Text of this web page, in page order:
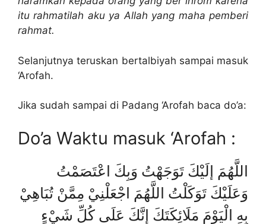
itu rahmatilah aku ya Allah yang maha pemberi
rahmat.
Selanjutnya teruskan bertalbiyah sampai masuk
‘Arofah.
Jika sudah sampai di Padang ‘Arofah baca do’a:
Do’a Waktu masuk ‘Arofah :
اللَّهُمَ إلَيْكَ تَوَجَهْتُ وَبِكَ اعْتَصَمْتُ
وَعَلَيْكَ تَوَكَلْتُ اللَّهُمَ اجْعَلْنِيْ مِمَّنْ تُبَاهِيْ
بِهِ الْيَوْمَ مَلَائِكَتَكَ إنَّكَ عَلَى كُلِّ شَيْءٍ